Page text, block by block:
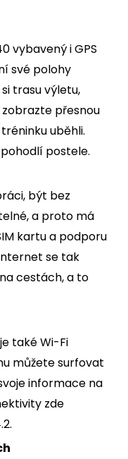
vybavený i GPS
své polohy
trasu výletu,
přesnou
uběhli.
postele.
být bez
a proto má
kartu a podporu
se tak
cestách, a to
také Wi-Fi
můžete surfovat
informace na
zde